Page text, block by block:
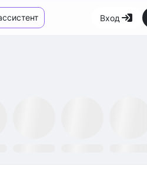
Вход